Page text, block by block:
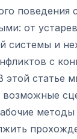
поведения
от
системы и
с
этой статье
возможные